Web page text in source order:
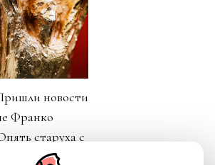
новости
Франко
старуха с
не того